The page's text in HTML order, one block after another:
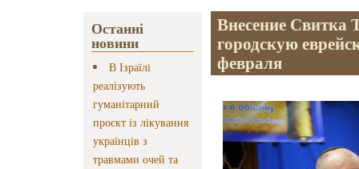
Останні
новини
В Ізраїлі
реалізують
гуманітарний
проєкт із лікування
українців з
травмами очей та
Внесение
городскую
февраля